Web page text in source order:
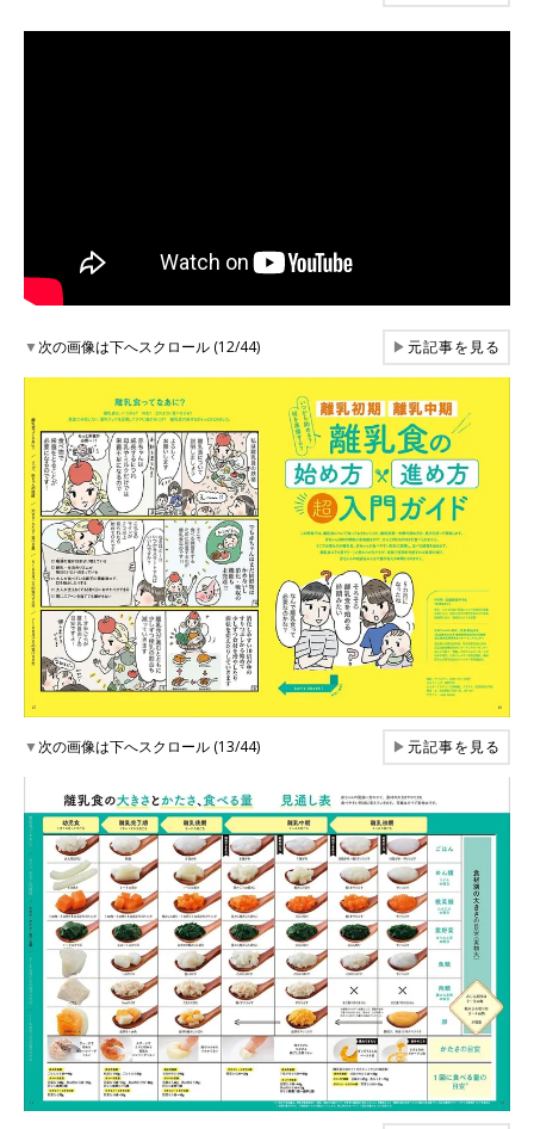
▼次の画像は下へスクロール (12/44) ▶元記事を見る
▼次の画像は下へスクロール (13/44) ▶元記事を見る